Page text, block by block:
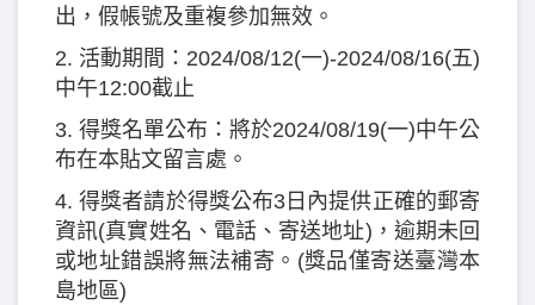
出，假帳號及重複參加無效。
2. 活動期間：2024/08/12(一)-2024/08/16(五)
中午12:00截止
3. 得獎名單公布：將於2024/08/19(一)中午公
布在本貼文留言處。
4. 得獎者請於得獎公布3日內提供正確的郵寄
資訊(真實姓名、電話、寄送地址)，逾期未回
或地址錯誤將無法補寄。(獎品僅寄送臺灣本
島地區)